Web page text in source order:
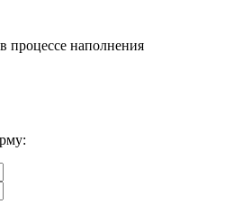
процессе наполнения